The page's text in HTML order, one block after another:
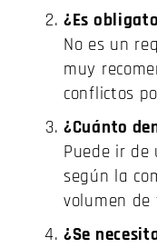
¿Es
No es un
muy
conflictos
¿Cuánto
Puede ir de
según la
volumen
¿Se